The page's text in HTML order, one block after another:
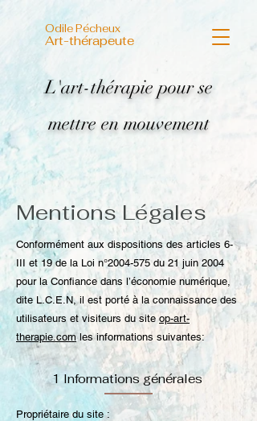
L'art-thérapie pour se
mettre en mouvement
Odile Pécheux
Art-thérapeute
Mentions Légales
Conformément aux dispositions des articles 6-
III et 19 de la Loi n°2004-575du 21 juin 2004
pour la Confiance dans l’économie numérique,
dite L.C.E.N, il est porté à la connaissance des
utilisateurs et visiteurs du siteop-art-
therapie.comles informations suivantes:
1 Informations générales
Propriétaire du site :